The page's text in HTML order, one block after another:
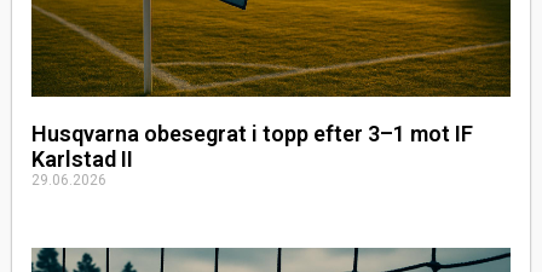
Husqvarna obesegrat i topp efter 3–1 mot IF
Karlstad II
29.06.2026